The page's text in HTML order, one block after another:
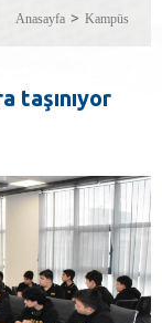
Anasayfa Kampüs
taşınıyor